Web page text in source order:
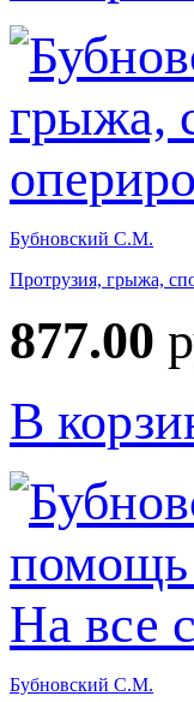
Бубновский С.М.
Протрузия, грыжа,
877.00
В
Бубновский С.М.